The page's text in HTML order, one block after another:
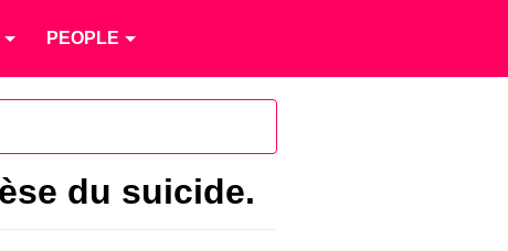
PEOPLE
du suicide.